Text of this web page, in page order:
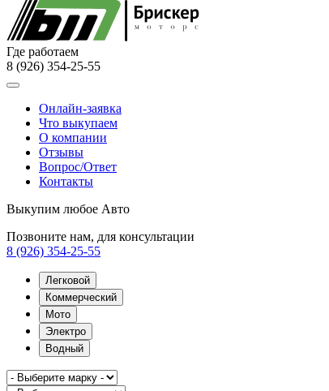
Где работаем
8 (926) 354-25-55
Онлайн-заявка
Что выкупаем
О компании
Отзывы
Вопрос/Ответ
Контакты
Выкупим любое Авто
Позвоните нам, для консультации
8 (926) 354-25-55
Легковой
Коммерческий
Мото
Электро
Водный